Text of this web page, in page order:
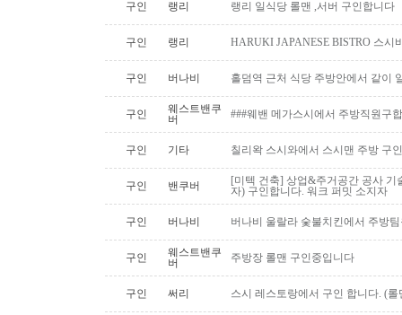
구인 랭리 랭리 일식당 롤맨 ,서버 구인합니다
구인 랭리 HARUKI JAPANESE BISTRO 스시
구인 버나비 홀덤역 근처 식당 주방안에서 같이
구인
웨스트밴쿠
버
###웨밴 메가스시에서 주방직원구
구인 기타 칠리왁 스시와에서 스시맨 주방 구
구인 밴쿠버
[미텍 건축] 상업&주거공간 공사
자) 구인합니다. 워크 퍼밋 소지자
구인 버나비 버나비 울랄라 숯불치킨에서 주방
구인
웨스트밴쿠
버
주방장 롤맨 구인중입니다
구인 써리 스시 레스토랑에서 구인 합니다. (롤